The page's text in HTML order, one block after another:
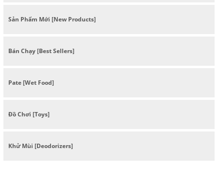
Sản Phẩm Mới [New Products]
Bán Chạy [Best Sellers]
Pate [Wet Food]
Đồ Chơi [Toys]
Khử Mùi [Deodorizers]